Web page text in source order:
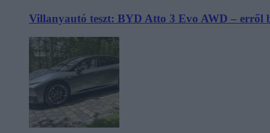
Villanyautó teszt: BYD Atto 3 Evo AWD – erről